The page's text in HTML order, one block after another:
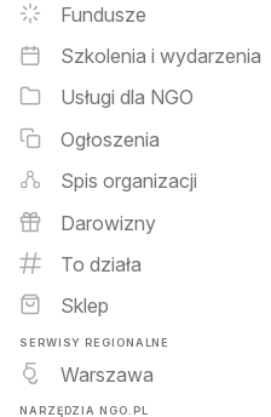
Fundusze
Szkolenia i wydarzenia
Usługi dla NGO
Ogłoszenia
Spis organizacji
Darowizny
To działa
Sklep
SERWISY REGIONALNE
Warszawa
NARZĘDZIA NGO.PL